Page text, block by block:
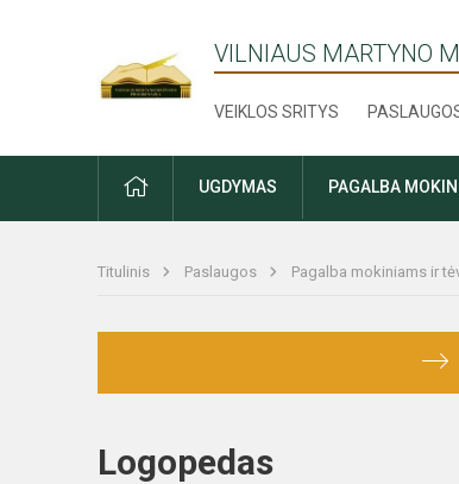
VILNIAUS MARTYNO
VEIKLOS SRITYS
PRADŽIAUGDYMAS PAGALBA
Titulinis Paslaugos Pagalba mokiniams ir
Logopedas